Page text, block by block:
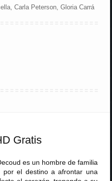
Carla Peterson, Gloria Carrá
Gratis
es un hombre de familia
por el destino a afrontar una